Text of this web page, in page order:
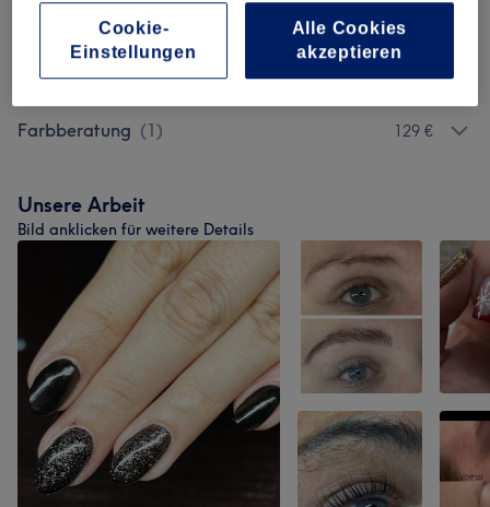
Körperbehandlungen 130 €
Massagen (3) ab 25 €
Farbberatung (1) 129 €
Unsere Arbeit
Bild anklicken für weitere Details
Cookie-
Einstellungen
Alle Cookies
akzeptieren